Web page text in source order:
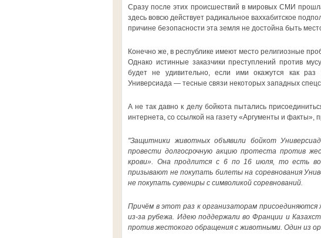
Сразу после этих происшествий в мировых СМИ
здесь вовсю действует радикальное ваххабитское
причине безопасности эта земля не достойна быть
Конечно же, в республике имеют место религиозные
Однако истинные заказчики преступлений против
будет не удивительно, если ими окажутся как раз
Универсиада — тесные связи некоторых западных
А не так давно к делу бойкота пытались
интернета, со ссылкой на газету «Аргументы и
"Защитники животных объявили бойкот
провести долгосрочную акцию протеста против
крови». Она продлится с 6 по 16 июля, то есть
призывают не покупать билеты на соревнования
не покупать сувениры с символикой соревнований.
Причём в этот раз к организаторам
из-за рубежа. Идею поддержали во Франции и
против жестокого обращения с животными. Один из